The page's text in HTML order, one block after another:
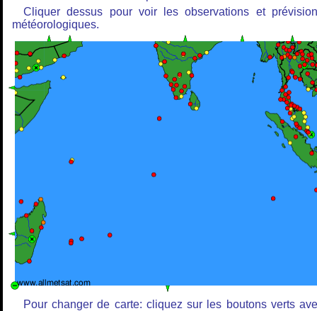
Cliquer dessus pour voir les observations et
météorologiques.
Pour changer de carte: cliquez sur les boutons verts